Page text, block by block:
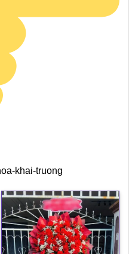
khai-truong